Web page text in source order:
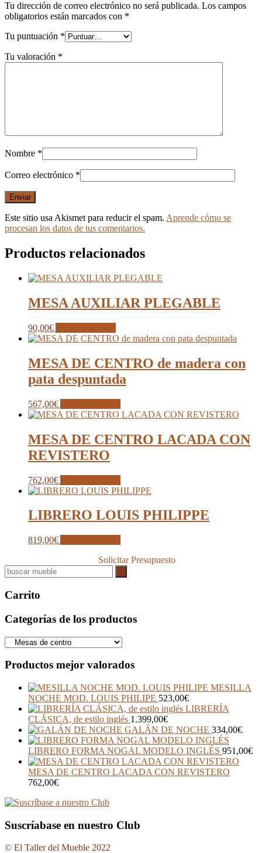
Tu dirección de correo electrónico no será publicada. Los campos
obligatorios están marcados con *
Tu puntuación *
Tu valoración *
Nombre *
Correo electrónico *
Este sitio usa Akismet para reducir el spam. Aprende cómo se
procesan los datos de tus comentarios.
Productos relacionados
MESA AUXILIAR PLEGABLE
90,00€
MESA DE CENTRO de madera con
pata despuntada
567,00€
MESA DE CENTRO LACADA CON
REVISTERO
762,00€
LIBRERO LOUIS PHILIPPE
819,00€
Solicitar Presupuesto
Carrito
Categorías de los productos
Productos mejor valorados
MESILLA
NOCHE MOD. LOUIS PHILIPE 523,00€
LIBRERÍA
CLÁSICA, de estilo inglés 1.399,00€
GALÁN DE NOCHE 334,00€
LIBRERO FORMA NOGAL MODELO INGLÉS 951,00€
MESA DE CENTRO LACADA CON REVISTERO
762,00€
Suscríabase en nuestro Club
© El Taller del Mueble 2022